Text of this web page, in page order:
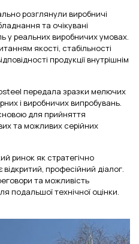
розглянули виробничі
та очікувані
у реальних виробничих умовах.
якості, стабільності
продукції внутрішнім
передала зразки мелючих
і виробничих випробувань.
для прийняття
та можливих серійних
ринок як стратегічно
професійний діалог.
та можливість
подальшої технічної оцінки.